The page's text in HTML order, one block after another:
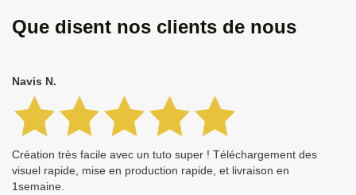
Que disent nos clients de nous
Navis N.
Création très facile avec un tuto super ! Téléchargement des
visuel rapide, mise en production rapide, et livraison en
1semaine.